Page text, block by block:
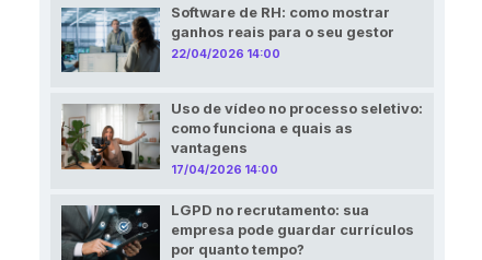
Software de RH: como mostrar
ganhos reais para o seu gestor
22/04/2026 14:00
Uso de vídeo no processo seletivo:
como funciona e quais as
vantagens
17/04/2026 14:00
LGPD no recrutamento: sua
empresa pode guardar currículos
por quanto tempo?